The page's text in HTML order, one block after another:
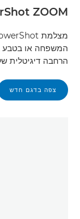
ZOOM
המשפחה או בטבע בעזרת
הרחבה דיגיטלית של 800
צפה בדגם חדש